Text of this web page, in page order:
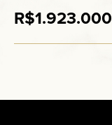
R$1.923.000